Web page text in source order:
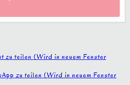
zu teilen (Wird in neuem Fenster
zu teilen (Wird in neuem Fenster